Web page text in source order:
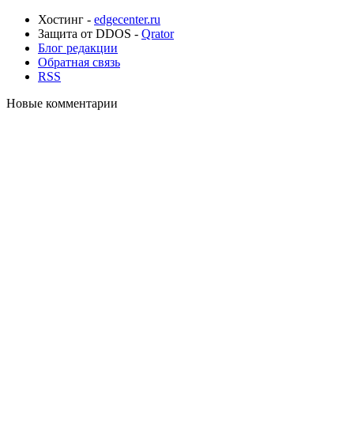
Хостинг - edgecenter.ru
Защита от DDOS - Qrator
Блог редакции
Обратная связь
RSS
Новые комментарии